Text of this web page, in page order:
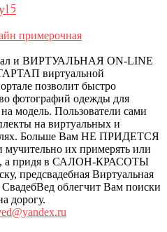
15
и ВИРТУАЛЬНАЯ ON-LINE
виртуальной
позволит быстро
фотографий одежды для
модель. Пользователи сами
на виртуальных и
Больше Вам НЕ ПРИДЕТСЯ
мучительно их примерять или
а придя в САЛОН-КРАСОТЫ
предсвадебная Виртуальная
облегчит Вам поиски
дорогу.